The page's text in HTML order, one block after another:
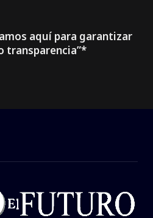
aquí para garantizar
transparencia”*